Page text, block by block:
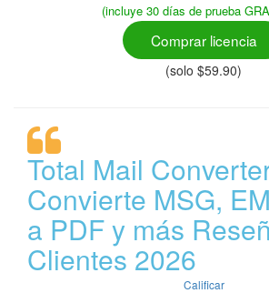
(incluye 30 días de prueba
Comprar licencia
(solo $59.90)
Total Mail
Convierte MSG,
a PDF y más
Clientes 2026
Calificar